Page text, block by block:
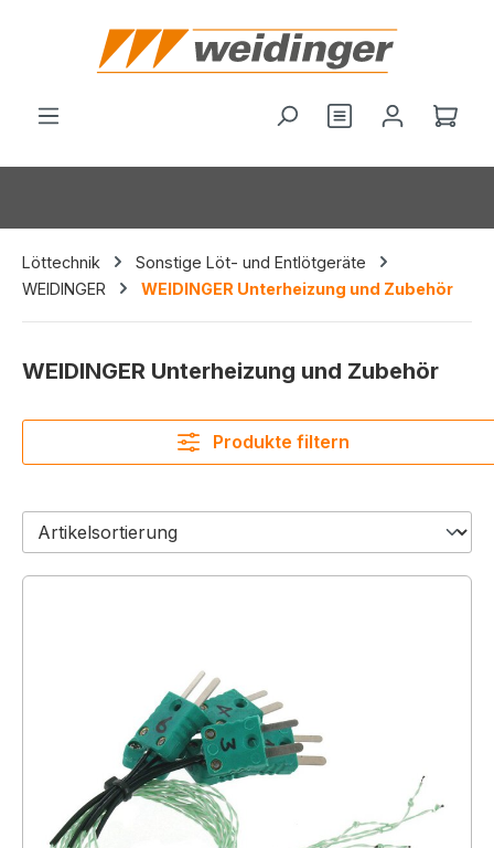
springen
Du hast 0
Löttechnik
Sonstige Löt- und Entlötgeräte
WEIDINGER
WEIDINGER Unterheizung und Zubehör
WEIDINGER Unterheizung und Zubehör
Produkte filtern